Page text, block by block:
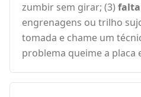
zumbir sem girar; (3)
engrenagens ou trilho
tomada e chame um
problema queime a placa